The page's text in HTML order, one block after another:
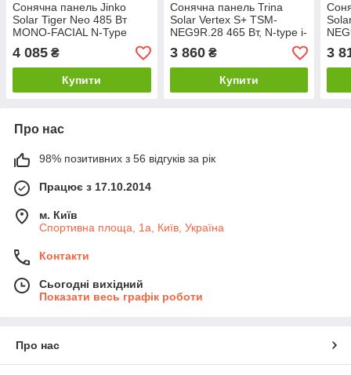
Сонячна панель Jinko
Solar Tiger Neo 485 Вт
MONO-FACIAL N-Type
TOPCon (60HL4-V)
4 085 ₴
Купити
Сонячна панель Trina
Solar Vertex S+ TSM-
NEG9R.28 465 Вт, N-type i-
TOPCon Ultra, Dual Glass,
Black Frame
3 860₴
Купити
3
Про нас
98% позитивних з 56 відгуків за рік
Працює з 17.10.2014
м. Київ
Спортивна площа, 1а, Київ, Україна
Контакти
Сьогодні вихідний
Показати весь графік роботи
Про нас